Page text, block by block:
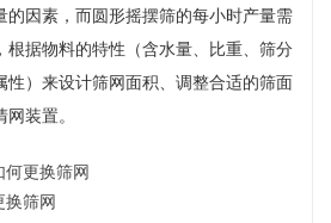
的因素，而圆形摇摆筛的每小时产量需
根据物料的特性（含水量、比重、筛分
性）来设计筛网面积、调整合适的筛面
装置。
更换筛网
换筛网